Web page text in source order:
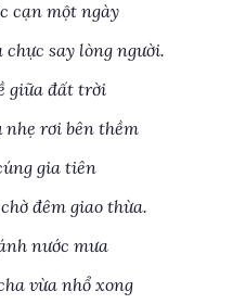
cạn một ngày
say lòng người.
giữa đất trời
rơi bên thềm
gia tiên
đêm giao thừa.
nước mưa
vừa nhổ xong